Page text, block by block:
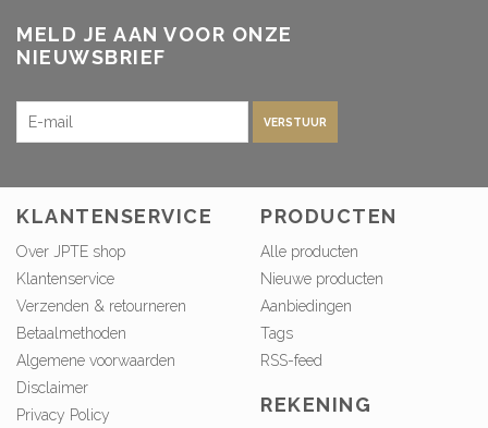
MELD JE AAN VOOR ONZE
NIEUWSBRIEF
VERSTUUR
KLANTENSERVICE
Over JPTE shop
Klantenservice
Verzenden & retourneren
Betaalmethoden
Algemene voorwaarden
Disclaimer
Privacy Policy
PRODUCTEN
Alle producten
Nieuwe producten
Aanbiedingen
Tags
RSS-feed
REKENING